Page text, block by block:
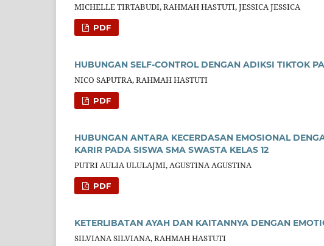
MICHELLE TIRTABUDI, RAHMAH HASTUTI, JESSICA JESSICA
PDF
HUBUNGAN SELF-CONTROL DENGAN ADIKSI TIKTOK
NICO SAPUTRA, RAHMAH HASTUTI
PDF
HUBUNGAN ANTARA KECERDASAN EMOSIONAL
KARIR PADA SISWA SMA SWASTA KELAS 12
PUTRI AULIA ULULAJMI, AGUSTINA AGUSTINA
PDF
KETERLIBATAN AYAH DAN KAITANNYA DENGAN
SILVIANA SILVIANA, RAHMAH HASTUTI